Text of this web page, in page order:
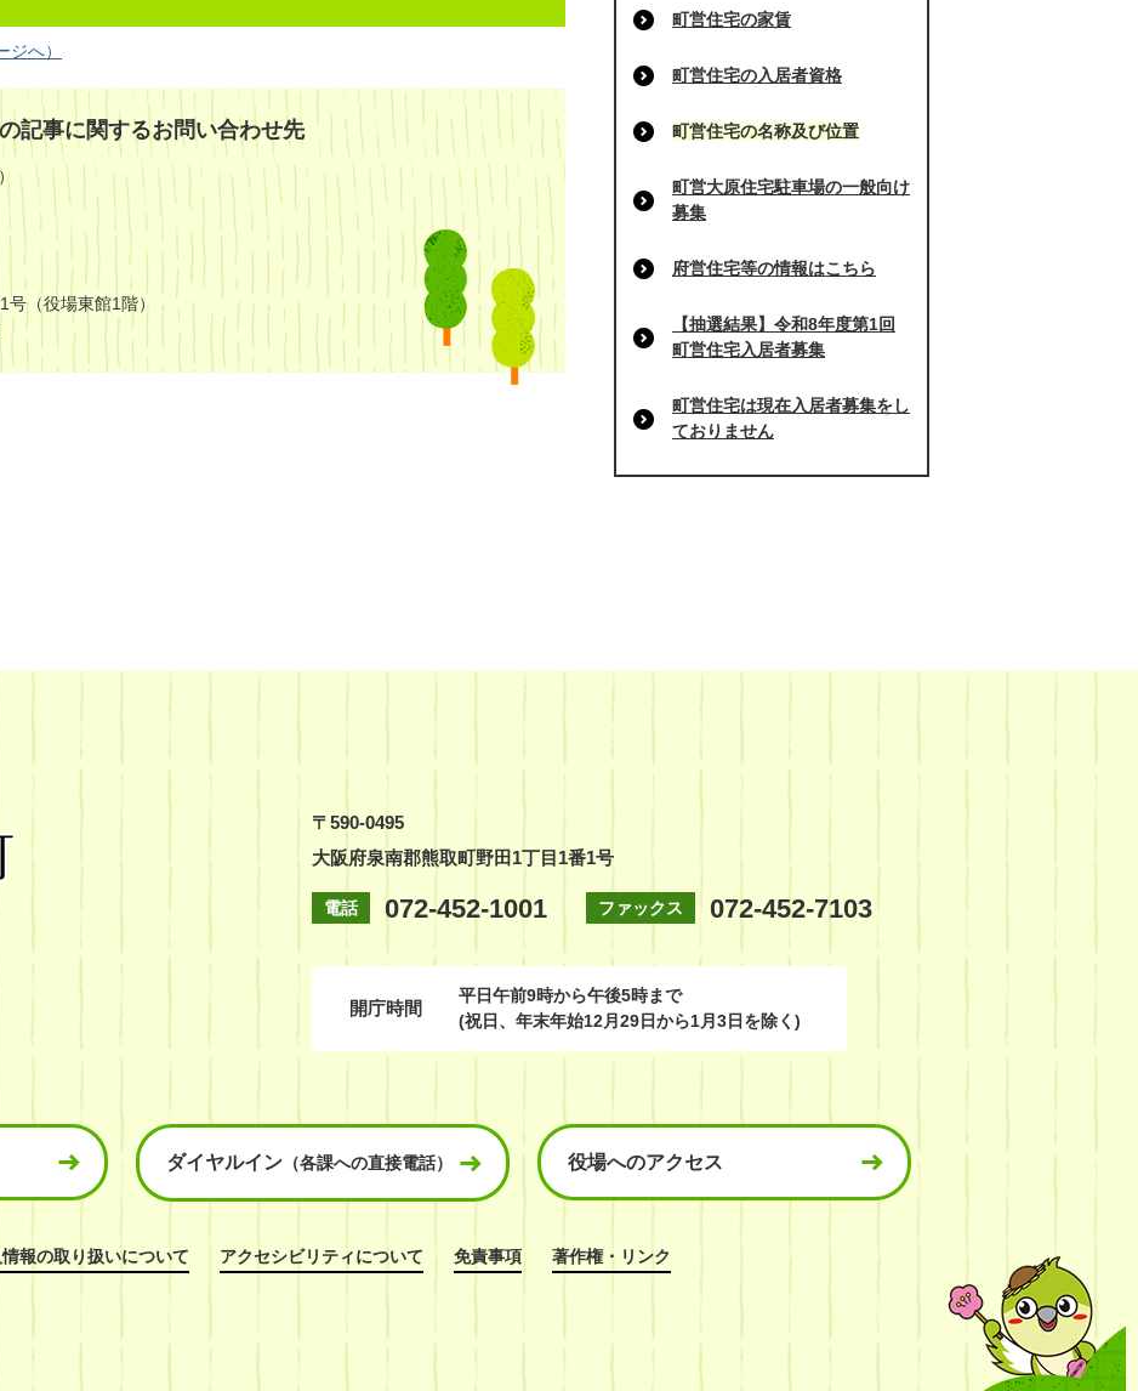
へ）
記事に関するお問い合わせ先
（役場東館1階）
町営住宅の家賃
町営住宅の入居者資格
町営住宅の名称及び位置
町営大原住宅駐車場の一般向け
募集
府営住宅等の情報はこちら
【抽選結果】令和8年度第1回
町営住宅入居者募集
町営住宅は現在入居者募集をし
ておりません
〒590-0495
大阪府泉南郡熊取町野田1丁目1番1号
電話 072-452-1001 ファックス 072-452-7103
開庁時間
平日午前9時から午後5時まで
(祝日、年末年始12月29日から1月3日を除く)
ダイヤルイン （各課への直接電話） 役場へのアクセス
報の取り扱いについて アクセシビリティについて 免責事項 著作権・リンク